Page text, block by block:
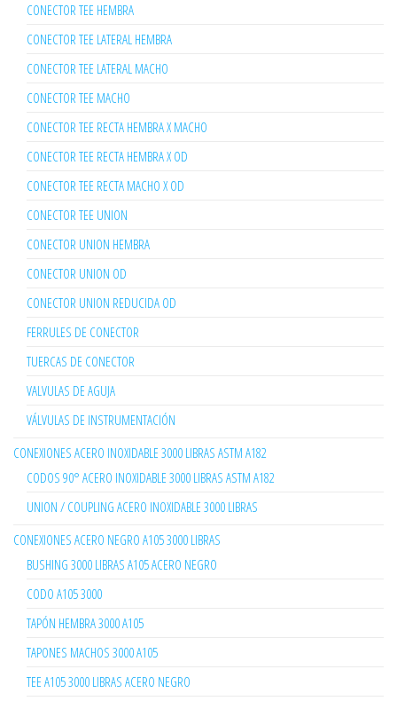
CONECTOR TEE HEMBRA
CONECTOR TEE LATERAL HEMBRA
CONECTOR TEE LATERAL MACHO
CONECTOR TEE MACHO
CONECTOR TEE RECTA HEMBRA X MACHO
CONECTOR TEE RECTA HEMBRA X OD
CONECTOR TEE RECTA MACHO X OD
CONECTOR TEE UNION
CONECTOR UNION HEMBRA
CONECTOR UNION OD
CONECTOR UNION REDUCIDA OD
FERRULES DE CONECTOR
TUERCAS DE CONECTOR
VALVULAS DE AGUJA
VÁLVULAS DE INSTRUMENTACIÓN
CONEXIONES ACERO INOXIDABLE 3000 LIBRAS ASTM A182
CODOS 90° ACERO INOXIDABLE 3000 LIBRAS ASTM A182
UNION / COUPLING ACERO INOXIDABLE 3000 LIBRAS
CONEXIONES ACERO NEGRO A105 3000 LIBRAS
BUSHING 3000 LIBRAS A105 ACERO NEGRO
CODO A105 3000
TAPÓN HEMBRA 3000 A105
TAPONES MACHOS 3000 A105
TEE A105 3000 LIBRAS ACERO NEGRO